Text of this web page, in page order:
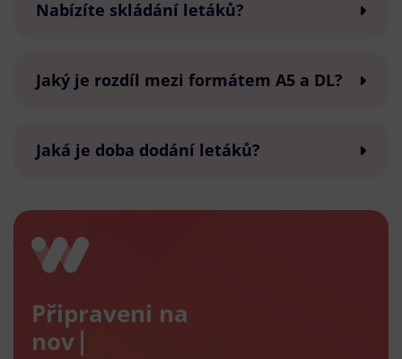
Nabízíte skládání letáků?
Jaký je rozdíl mezi formátem A5 a DL?
Jaká je doba dodání letáků?
Připraveni na
nový e-